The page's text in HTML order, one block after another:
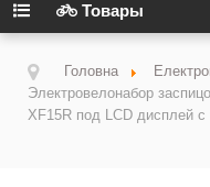
Товары
Головна
Электровелонабор
XF15R под LCD дисплей